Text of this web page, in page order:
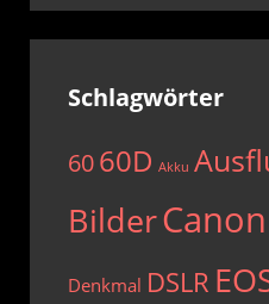
Schlagwörter
6060D Akku
BilderCanon
Denkmal DSLR